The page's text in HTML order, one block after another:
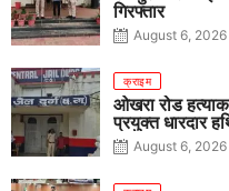
गिरफ्तार
August 6, 2026
क्राइम
ओखरा रोड
प्रयुक्त धारदार
August 6, 2026